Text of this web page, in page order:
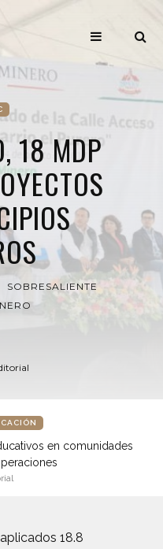
18 MDP
SOBRESALIENTE
en comunidades
18.8